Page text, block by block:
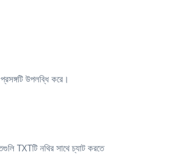
উপলব্ধি করে।
TXTটি নথির সাথে চ্যাট করতে